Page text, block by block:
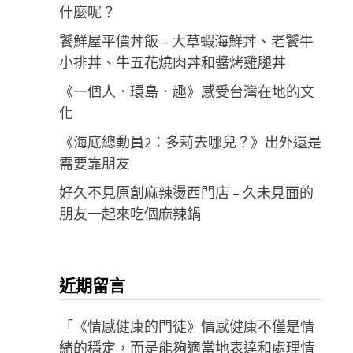
什麼呢？
饕鮮屋平價丼飯 – 大草蝦海鮮丼、老饕牛
小排丼、牛五花燒肉丼和醬烤雞腿丼
《一個人．環島．趣》感受台灣在地的文
化
《海底總動員2：多莉去哪兒？》出外還是
需要靠朋友
好久不見原創麻辣燙西門店 – 久未見面的
朋友一起來吃個麻辣鍋
近期留言
「 《情感健康的門徒》情感健康不僅是情
緒的穩定，而是能夠適當地表達和處理情